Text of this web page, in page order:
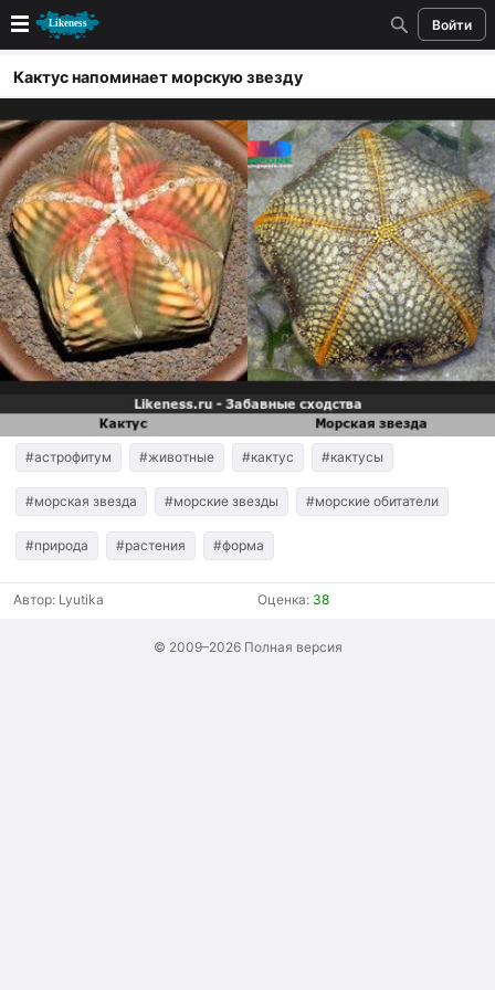
Войти
Новые
Лучшие
Голосование
Кандидаты
Случайное сходство 👍
Создать сходство
Для публикации необходима авторизация
Поиск
Кактус напоминает морскую звезду
#астрофитум #животные #кактус #кактусы
#морская звезда #морские звезды #морские обитатели
#природа #растения #форма
Автор: Lyutika Оценка: 38
© 2009–2026 Полная версия